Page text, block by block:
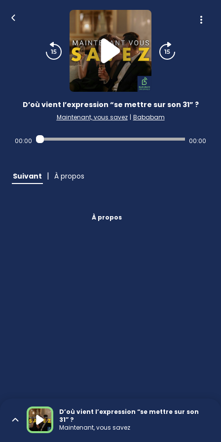
D’où vient l’expression “se mettre sur son 31” ?
Maintenant, vous savez | Bababam
00:00 00:00
Suivant | À propos
À propos
D’où vient l’expression “se mettre sur son
31” ?
Maintenant, vous savez